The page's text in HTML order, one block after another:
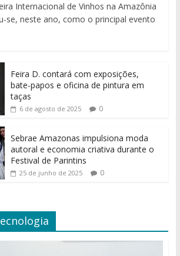
Internacional de Vinhos na Amazônia
se, neste ano, como o principal evento
Feira D. contará com exposições,
bate-papos e oficina de pintura em
taças
6 de agosto de 2025 0
Sebrae Amazonas impulsiona moda
autoral e economia criativa durante o
Festival de Parintins
25 de junho de 2025 0